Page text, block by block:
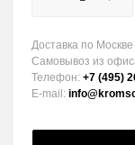
Доставка по
Самовывоз из
Телефон: +7 (495)
E-mail: